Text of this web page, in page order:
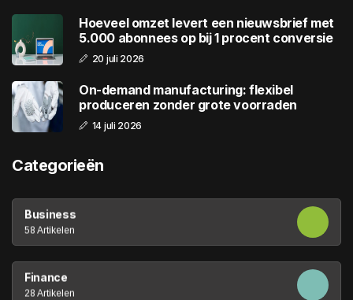
Hoeveel omzet levert een nieuwsbrief met
5.000 abonnees op bij 1 procent conversie
20 juli 2026
On-demand manufacturing: flexibel
produceren zonder grote voorraden
14 juli 2026
Categorieën
Business
58 Artikelen
Finance
28 Artikelen